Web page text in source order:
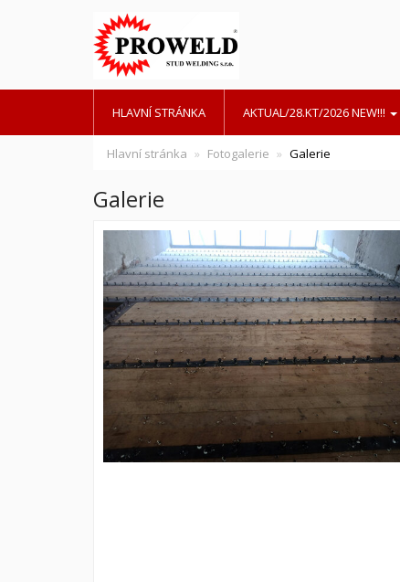
HLAVNÍ STRÁNKA AKTUAL/28.KT/2026 NEW!!!
Hlavní stránka Fotogalerie Galerie
Galerie